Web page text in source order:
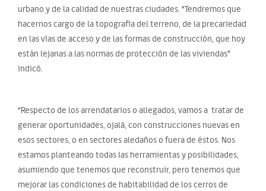
urbano y de la calidad de nuestras ciudades. “Tendremos que
hacernos cargo de la topografía del terreno, de la precariedad
en las vías de acceso y de las formas de construcción, que hoy
están lejanas a las normas de protección de las viviendas”
indicó.
“Respecto de los arrendatarios o allegados, vamos a tratar de
generar oportunidades, ojalá, con construcciones nuevas en
esos sectores, o en sectores aledaños o fuera de éstos. Nos
estamos planteando todas las herramientas y posibilidades,
asumiendo que tenemos que reconstruir, pero tenemos que
mejorar las condiciones de habitabilidad de los cerros de